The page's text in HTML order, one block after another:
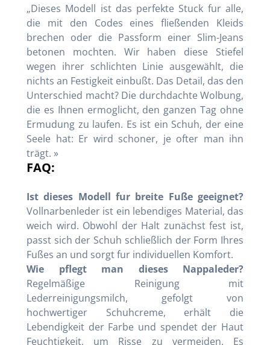
„Dieses Modell ist das perfekte Stuck fur alle,
die mit den Codes eines fließenden Kleids
brechen oder die Passform einer Slim-Jeans
betonen mochten. Wir haben diese Stiefel
wegen ihrer schlichten Linie ausgewählt, die
nichts an Festigkeit einbußt. Das Detail, das den
Unterschied macht? Die durchdachte Wolbung,
die es Ihnen ermoglicht, den ganzen Tag ohne
Ermudung zu laufen. Es ist ein Schuh, der eine
Seele hat: Er wird schoner, je ofter man ihn
trägt. »
FAQ:
Ist dieses Modell fur breite Fuße geeignet?
Vollnarbenleder ist ein lebendiges Material, das
weich wird. Obwohl der Halt zunächst fest ist,
passt sich der Schuh schließlich der Form Ihres
Fußes an und sorgt fur individuellen Komfort.
Wie pflegt man dieses Nappaleder?
Regelmäßige Reinigung mit
Lederreinigungsmilch, gefolgt von
hochwertiger Schuhcreme, erhält die
Lebendigkeit der Farbe und spendet der Haut
Feuchtigkeit, um Risse zu vermeiden. Es